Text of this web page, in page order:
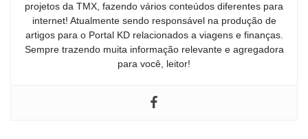
projetos da TMX, fazendo vários conteúdos diferentes para
internet! Atualmente sendo responsável na produção de
artigos para o Portal KD relacionados a viagens e finanças.
Sempre trazendo muita informação relevante e agregadora
para você, leitor!